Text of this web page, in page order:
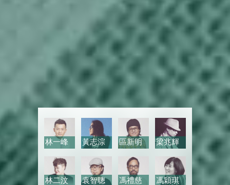
林一峰 黃志淙 區新明 梁兆輝
林二汶 袁智聰 馮禮慈 馮穎琪